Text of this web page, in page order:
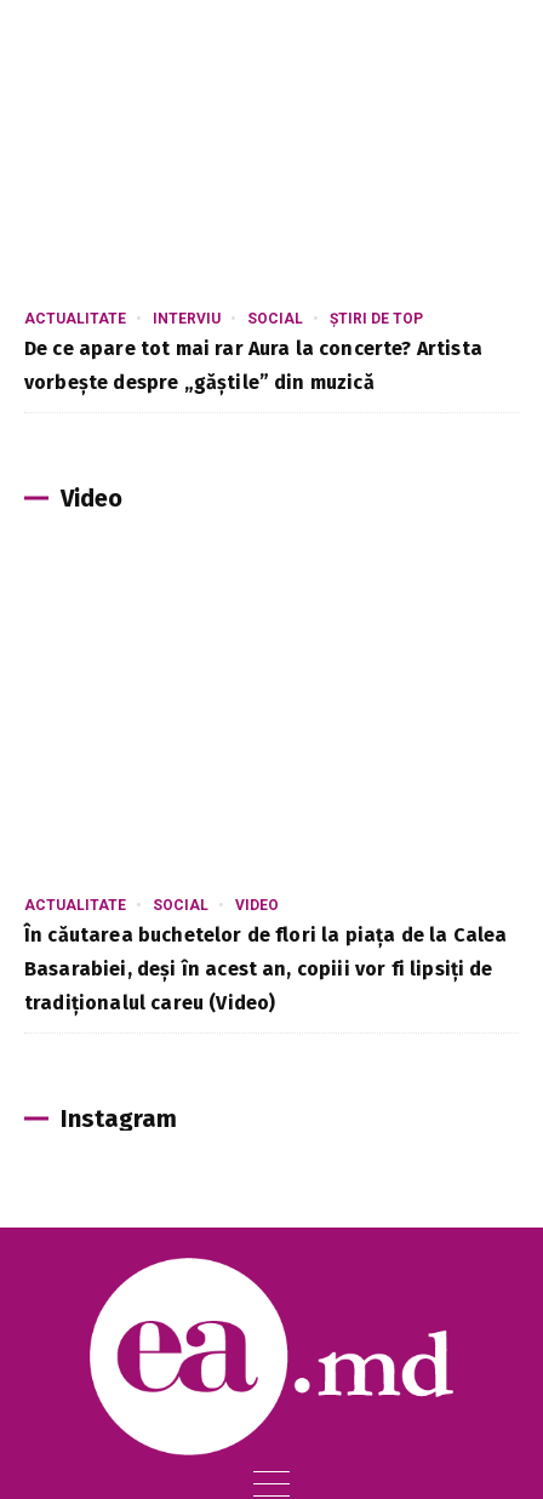
ACTUALITATE INTERVIU SOCIAL ȘTIRI DE TOP
De ce apare tot mai rar Aura la concerte? Artista
vorbește despre „găștile” din muzică
Video
ACTUALITATE SOCIAL VIDEO
În căutarea buchetelor de flori la piața de la Calea
Basarabiei, deși în acest an, copiii vor fi lipsiți de
tradiționalul careu (Video)
Instagram